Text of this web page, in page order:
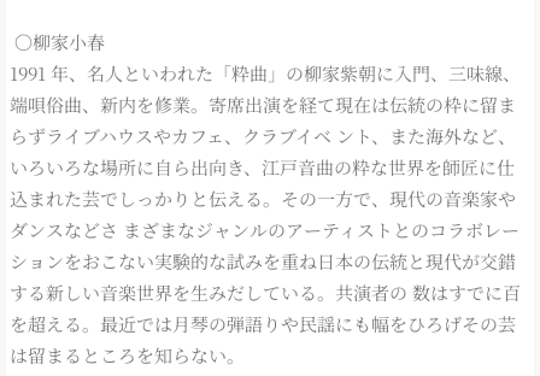
〇柳家小春
1991 年、名人といわれた「粋曲」の柳家紫朝に入門、三味線、
端唄俗曲、新内を修業。寄席出演を経て現在は伝統の枠に留ま
らずライブハウスやカフェ、クラブイベ ント、また海外など、
いろいろな場所に自ら出向き、江戸音曲の粋な世界を師匠に仕
込まれた芸でしっかりと伝える。その一方で、現代の音楽家や
ダンスなどさ まざまなジャンルのアーティストとのコラボレー
ションをおこない実験的な試みを重ね日本の伝統と現代が交錯
する新しい音楽世界を生みだしている。共演者の 数はすでに百
を超える。最近では月琴の弾語りや民謡にも幅をひろげその芸
は留まるところを知らない。